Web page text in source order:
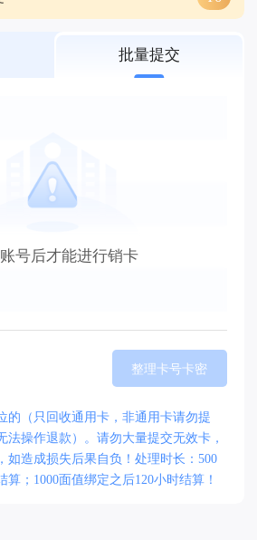
批量提交
号后才能进行销卡
整理卡号卡密
的（只回收通用卡，非通用卡请勿提
法操作退款）。请勿大量提交无效卡，
如造成损失后果自负！处理时长：500
算；1000面值绑定之后120小时结算！